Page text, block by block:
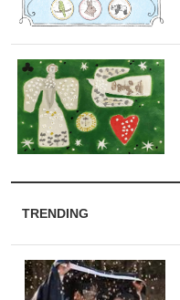
TRENDING